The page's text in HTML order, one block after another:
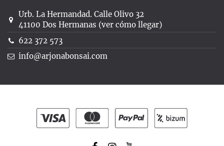
Urb. La Hermandad. Calle Olivo 32
41100 Dos Hermanas (ver cómo llegar)
622 372 573
info@arjonabonsai.com